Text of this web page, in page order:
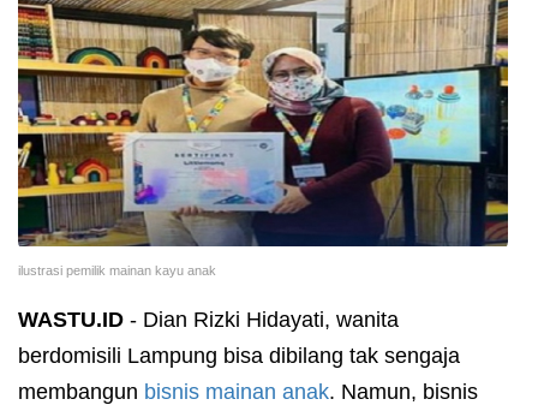
ilustrasi pemilik mainan kayu anak
WASTU.ID - Dian Rizki Hidayati, wanita
berdomisili Lampung bisa dibilang tak sengaja
membangun bisnis mainan anak. Namun, bisnis